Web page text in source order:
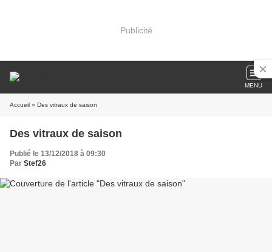
Publicité
MENU
Accueil » Des vitraux de saison
Des vitraux de saison
Publié le 13/12/2018 à 09:30
Par Stef26